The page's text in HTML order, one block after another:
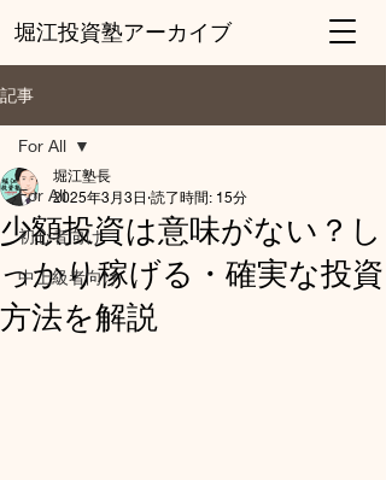
堀江投資塾アーカイブ
記事
For All
初心者向け
中上級者向け
For All
少額投資は意味がない？し
っかり稼げる・確実な投資
方法を解説
堀江塾長
2025年3月3日 読了時間: 15分